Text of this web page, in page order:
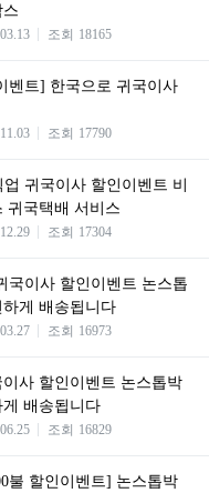
조회 18165
벤트] 한국으로 귀국이사
조회 17790
귀국이사 할인이벤트 비
귀국택배 서비스
조회 17304
국이사 할인이벤트 논스톱
게 배송됩니다
조회 16973
사 할인이벤트 논스톱박
배송됩니다
조회 16829
불 할인이벤트] 논스톱박